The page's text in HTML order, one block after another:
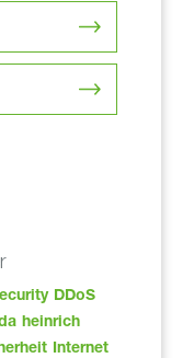
DDoS
heinrich
Internet